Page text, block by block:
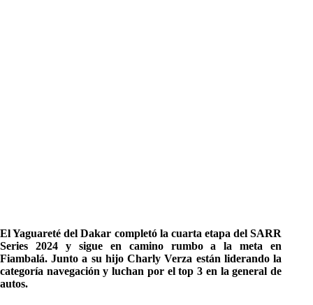
El Yaguareté del Dakar completó la cuarta etapa del SARR
Series 2024 y sigue en camino rumbo a la meta en
Fiambalá. Junto a su hijo Charly Verza están liderando la
categoría navegación y luchan por el top 3 en la general de
autos.